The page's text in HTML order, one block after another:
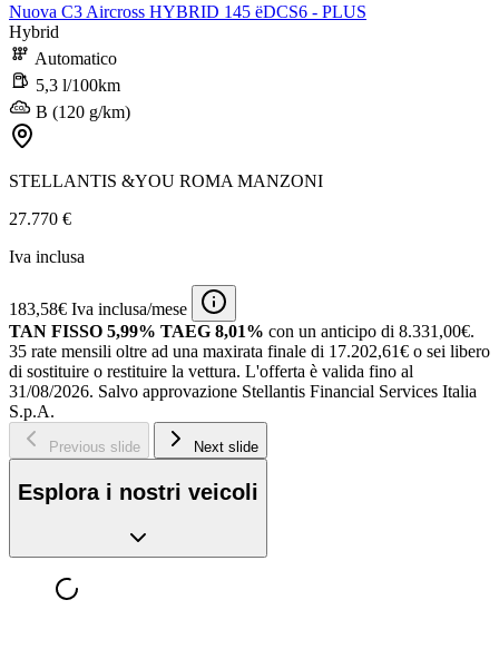
Nuova C3 Aircross HYBRID 145 ëDCS6 - PLUS
Hybrid
Automatico
5,3 l/100km
B (120 g/km)
STELLANTIS &YOU ROMA MANZONI
27.770 €
Iva inclusa
183,58€ Iva inclusa/mese
TAN FISSO 5,99% TAEG 8,01% con un anticipo di 8.331,00€.
35 rate mensili oltre ad una maxirata finale di 17.202,61€ o sei libero
di sostituire o restituire la vettura. L'offerta è valida fino al
31/08/2026. Salvo approvazione Stellantis Financial Services Italia
S.p.A.
Previous slide Next slide
Esplora i nostri veicoli